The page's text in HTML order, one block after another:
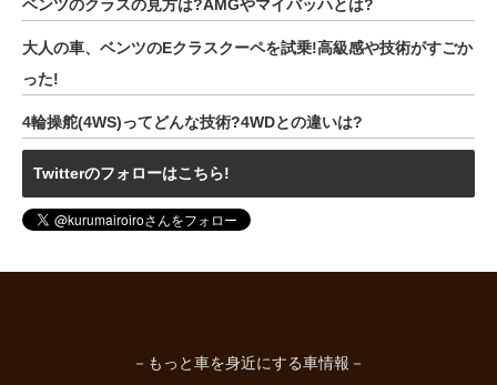
ベンツのクラスの見方は?AMGやマイバッハとは?
大人の車、ベンツのEクラスクーペを試乗!高級感や技術がすごか
った!
4輪操舵(4WS)ってどんな技術?4WDとの違いは?
Twitterのフォローはこちら!
－もっと車を身近にする車情報－